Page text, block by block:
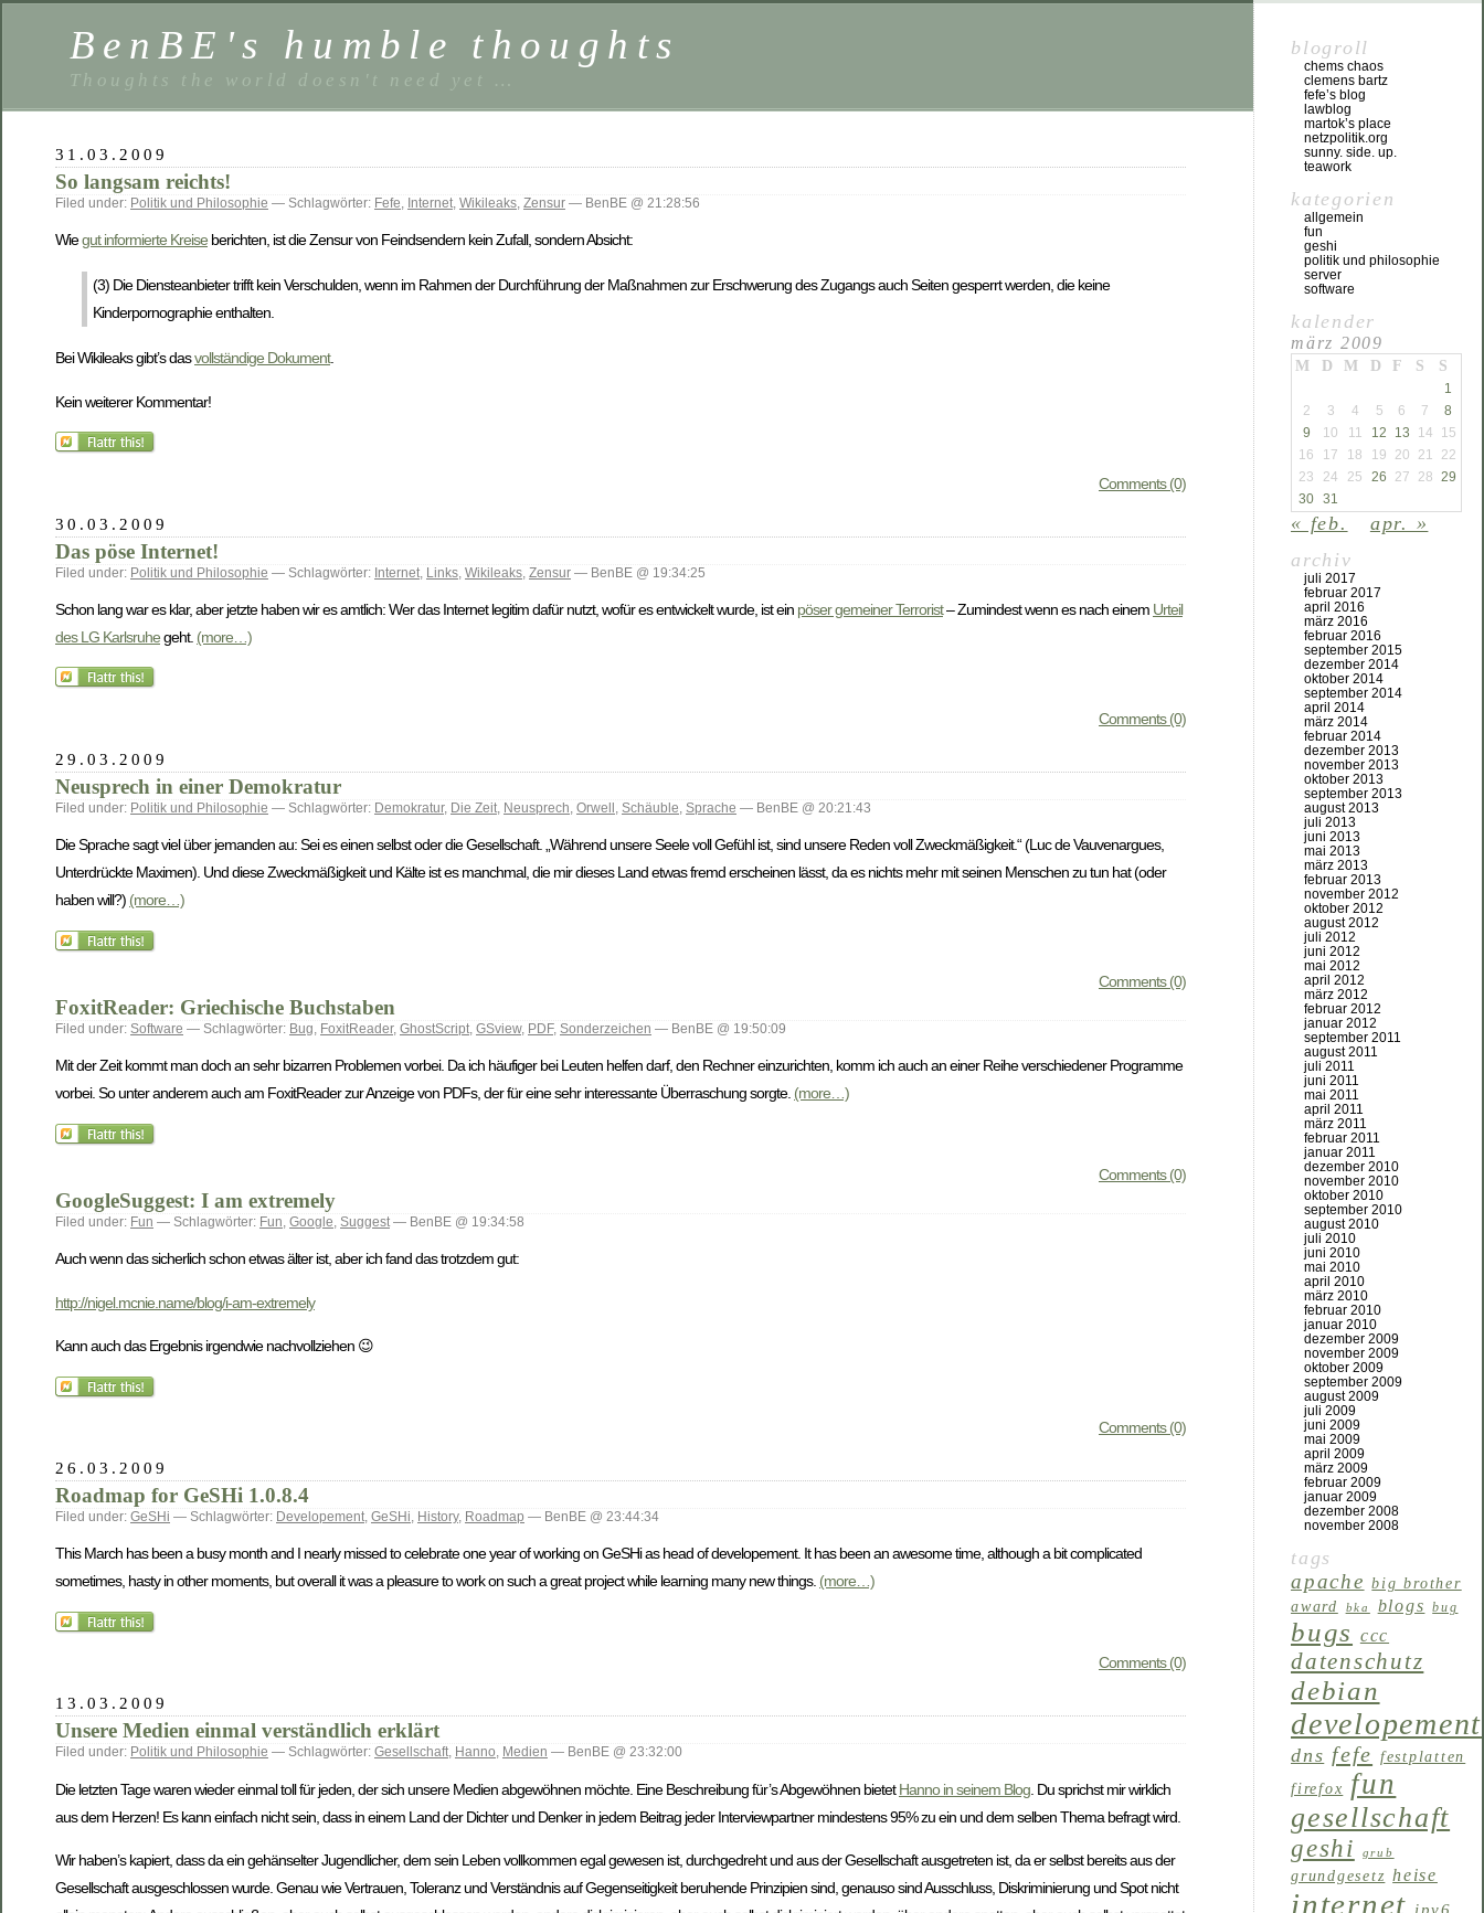
BenBE's humble thoughts
Thoughts the world doesn't need yet …
31.03.2009
So langsam reichts!
Filed under: Politik und Philosophie — Schlagwörter: Fefe, Internet, Wikileaks, Zensur — BenBE @ 21:28:56
Wiegut informierte Kreise berichten, ist die Zensur von Feindsendern kein Zufall, sondern Absicht:
(3) Die Diensteanbieter trifft kein Verschulden, wenn im Rahmen der Durchführung der Maßnahmen zur Erschwerung des Zugangs auch Seiten gesperrt werden, die keine
Kinderpornographie enthalten.
Bei Wikileaks gibt’s dasvollständige Dokument.
Kein weiterer Kommentar!
Comments (0)
30.03.2009
Das pöse Internet!
Filed under: Politik und Philosophie — Schlagwörter: Internet Links Wikileaks Zensur — BenBE @ 19:34:25
Schon lang war es klar, aber jetzte haben wir es amtlich: Wer das Internet legitim dafür nutzt, wofür es entwickelt wurde, ist ein pöser gemeiner Terrorist– Zumindest wenn es nach einem Urteil
des LG Karlsruhegeht. (more…)
Comments (0)
29.03.2009
Neusprech in einer Demokratur
Filed under: Politik und Philosophie — Schlagwörter: Demokratur, Die Zeit Neusprech Orwell Schäuble Sprache — BenBE @ 20:21:43
Die Sprache sagt viel über jemanden au: Sei es einen selbst oder die Gesellschaft. „Während unsere Seele voll Gefühl ist, sind unsere Reden voll Zweckmäßigkeit.“ (Luc de Vauvenargues,
Unterdrückte Maximen). Und diese Zweckmäßigkeit und Kälte ist es manchmal, die mir dieses Land etwas fremd erscheinen lässt, da es nichts mehr mit seinen Menschen zu tun hat (oder
haben will?) (more…)
Comments (0)
FoxitReader: Griechische Buchstaben
Filed under: Software — Schlagwörter: Bug, FoxitReader, GhostScript, GSview, PDF, Sonderzeichen — BenBE @ 19:50:09
Mit der Zeit kommt man doch an sehr bizarren Problemen vorbei. Da ich häufiger bei Leuten helfen darf, den Rechner einzurichten, komm ich auch an einer Reihe verschiedener Programme
vorbei. So unter anderem auch am FoxitReader zur Anzeige von PDFs, der für eine sehr interessante Überraschung sorgte. (more…)
Comments (0)
GoogleSuggest: I am extremely
Filed under: Fun — Schlagwörter: Fun, Google, Suggest— BenBE @ 19:34:58
Auch wenn das sicherlich schon etwas älter ist, aber ich fand das trotzdem gut:
http://nigel.mcnie.name/blog/i-am-extremely
Kann auch das Ergebnis irgendwie nachvollziehen 😉
Comments (0)
26.03.2009
Roadmap for GeSHi 1.0.8.4
Filed under: GeSHi — Schlagwörter: Developement, GeSHi, History, Roadmap — BenBE @ 23:44:34
This March has been a busy month and I nearly missed to celebrate one year of working on GeSHi as head of developement. It has been an awesome time, although a bit complicated
sometimes, hasty in other moments, but overall it was a pleasure to work on such a great project while learning many new things. (more…)
Comments (0)
13.03.2009
Unsere Medien einmal verständlich erklärt
Filed under: Politik und Philosophie — Schlagwörter: Gesellschaft, Hanno, Medien — BenBE @ 23:32:00
Die letzten Tage waren wieder einmal toll für jeden, der sich unsere Medien abgewöhnen möchte. Eine Beschreibung für’s Abgewöhnen bietetHanno in seinem Blog . Du sprichst mir wirklich
aus dem Herzen! Es kann einfach nicht sein, dass in einem Land der Dichter und Denker in jedem Beitrag jeder Interviewpartner mindestens 95% zu ein und dem selben Thema befragt wird.
Wir haben’s kapiert, dass da ein gehänselter Jugendlicher, dem sein Leben vollkommen egal gewesen ist, durchgedreht und aus der Gesellschaft ausgetreten ist, da er selbst bereits aus der
Gesellschaft ausgeschlossen wurde. Genau wie Vertrauen, Toleranz und Verständnis auf Gegenseitigkeit beruhende Prinzipien sind, genauso sind Ausschluss, Diskriminierung und Spot nicht
blogroll
chems chaos
clemens bartz
fefe’s blog
lawblog
martok’s place
netzpolitik.org
sunny. side. up.
teawork
kategorien
allgemein
fun
geshi
politik und philosophie
server
software
kalender
märz 2009
M D M D F S S
1
2
3 4 5 6 7
8
9
10 11 12 13 14
15
16
17 18 19 20 21
22
23
24 25 26 27 28 29
30 31
« feb.
apr. »
archiv
juli 2017
februar 2017
april 2016
märz 2016
februar 2016
september 2015
dezember 2014
oktober 2014
september 2014
april 2014
märz 2014
februar 2014
dezember 2013
november 2013
oktober 2013
september 2013
august 2013
juli 2013
juni 2013
mai 2013
märz 2013
februar 2013
november 2012
oktober 2012
august 2012
juli 2012
juni 2012
mai 2012
april 2012
märz 2012
februar 2012
januar 2012
september 2011
august 2011
juli 2011
juni 2011
mai 2011
april 2011
märz 2011
februar 2011
januar 2011
dezember 2010
november 2010
oktober 2010
september 2010
august 2010
juli 2010
juni 2010
mai 2010
april 2010
märz 2010
februar 2010
januar 2010
dezember 2009
november 2009
oktober 2009
september 2009
august 2009
juli 2009
juni 2009
mai 2009
april 2009
märz 2009
februar 2009
januar 2009
dezember 2008
november 2008
tags
apache big brother
award
bka blogs bug
bugs ccc
datenschutz
debian
developement
dns fefe festplatten
firefox fun
gesellschaft
geshi grub
grundgesetz heise
internet ipv6